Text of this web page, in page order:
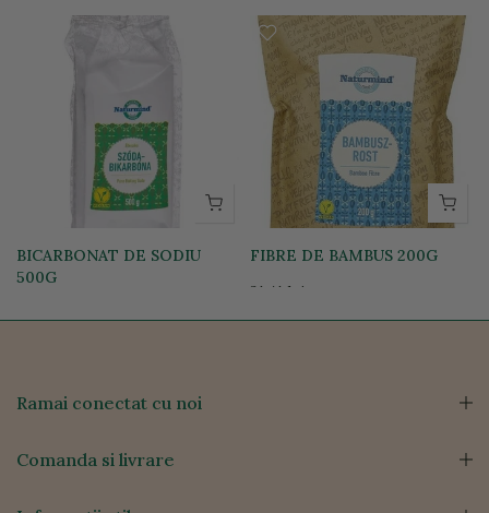
BICARBONAT DE SODIU
500G
FIBRE DE BAMBUS 200G
21,41 lei
Ramai conectat cu noi
Comanda si livrare